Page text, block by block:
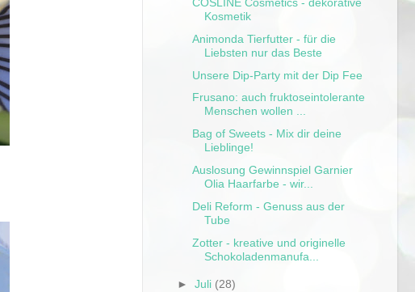
Kosmetik
Animonda Tierfutter - für die
Liebsten nur das Beste
Unsere Dip-Party mit der Dip Fee
Frusano: auch fruktoseintolerante
Menschen wollen ...
Bag of Sweets - Mix dir deine
Lieblinge!
Auslosung Gewinnspiel Garnier
Olia Haarfarbe - wir...
Deli Reform - Genuss aus der
Tube
Zotter - kreative und originelle
Schokoladenmanufa...
►Juli (28)